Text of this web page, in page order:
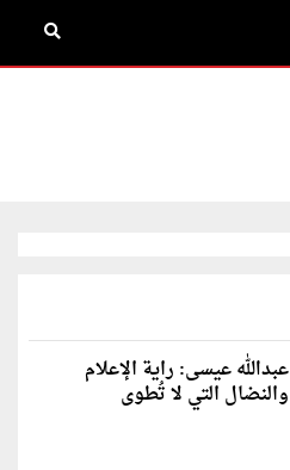
عبدالله عيسى: راية الإعلام
والنضال التي لا تُطوى